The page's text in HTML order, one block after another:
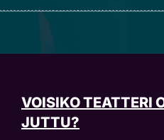
VOISIKO TEATTERI
JUTTU?